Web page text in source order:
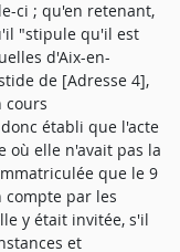
ci ; qu'en retenant,
"stipule qu'il est
d'Aix-en-
de [Adresse 4],
cours
établi que l'acte
où elle n'avait pas la
que le 9
compte par les
y était invitée, s'il
et